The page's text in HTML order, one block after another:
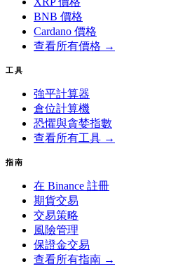
BNB 價格
Cardano 價格
查看所有價格 →
工具
強平計算器
倉位計算機
恐懼與貪婪指數
查看所有工具 →
指南
在 Binance 註冊
期貨交易
交易策略
風險管理
保證金交易
查看所有指南 →